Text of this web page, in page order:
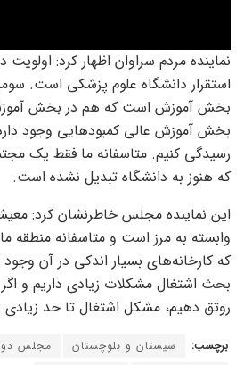
نماینده مردم سراوان اظهار کرد:
استقرار دانشگاه علوم پزشکی است.
بخش آموزش است که هم در بخش
بخش آموزش عالی کمبودهایی وجود
رسیدگی کنیم. متاسفانه ما فقط یک
که هنوز به دانشگاه تبدیل نشده است.
این نماینده مجلس خاطرنشان کرد:
وابسته به مرز است و متاسفانه
که کارخانه‌‌های بسیار اندکی در آن
بحث اشتغال مشکلات زیادی داریم و اگر
روتق دهیم، مشکل اشتغال تا حد
برچسب: سیستان و بلوچستان مجلس